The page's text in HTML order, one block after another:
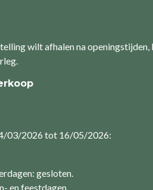
wilt afhalen na openingstijden,
03/2026 tot 16/05/2026:
gesloten.
en feestdagen.